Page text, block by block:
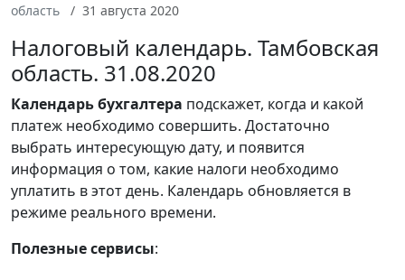
область
31 августа 2020
Налоговый календарь. Тамбовская
область. 31.08.2020
Календарьбухгалтера подскажет, когда и какой
платеж необходимо совершить. Достаточно
выбрать интересующую дату, и появится
информация о том, какие налоги необходимо
уплатить в этот день. Календарь обновляется в
режиме реального времени.
Полезные сервисы: